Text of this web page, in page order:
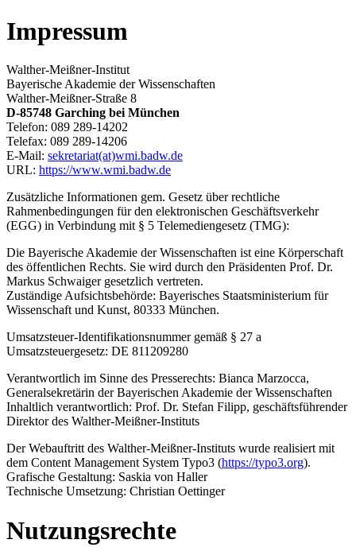
Impressum
Walther-Meißner-Institut
Bayerische Akademie der Wissenschaften
Walther-Meißner-Straße 8
D-85748 Garching bei München
Telefon: 089 289-14202
Telefax: 089 289-14206
E-Mail: sekretariat(at)wmi.badw.de
URL: https://www.wmi.badw.de
Zusätzliche Informationen gem. Gesetz über rechtliche
Rahmenbedingungen für den elektronischen Geschäftsverkehr
(EGG) in Verbindung mit § 5 Telemediengesetz (TMG):
Die Bayerische Akademie der Wissenschaften ist eine Körperschaft
des öffentlichen Rechts. Sie wird durch den Präsidenten Prof. Dr.
Markus Schwaiger gesetzlich vertreten.
Zuständige Aufsichtsbehörde: Bayerisches Staatsministerium für
Wissenschaft und Kunst, 80333 München.
Umsatzsteuer-Identifikationsnummer gemäß § 27 a
Umsatzsteuergesetz: DE 811209280
Verantwortlich im Sinne des Presserechts: Bianca Marzocca,
Generalsekretärin der Bayerischen Akademie der Wissenschaften
Inhaltlich verantwortlich: Prof. Dr. Stefan Filipp, geschäftsführender
Direktor des Walther-Meißner-Instituts
Der Webauftritt des Walther-Meißner-Instituts wurde realisiert mit
dem Content Management System Typo3 (https://typo3.org).
Grafische Gestaltung: Saskia von Haller
Technische Umsetzung: Christian Oettinger
Nutzungsrechte